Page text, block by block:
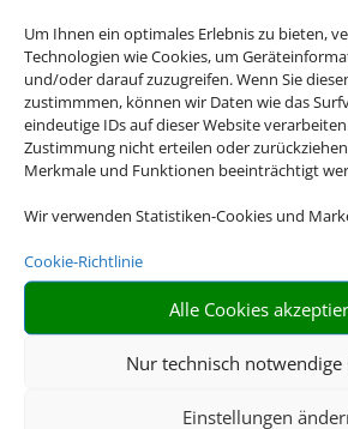
Um Ihnen ein optimales Erlebnis zu bieten,
Technologien wie Cookies, um
und/oder darauf zuzugreifen. Wenn Sie
zustimmmen, können wir Daten wie das
eindeutige IDs auf dieser Website
Zustimmung nicht erteilen oder
Merkmale und Funktionen beeinträchtigt
Wir verwenden Statistiken-Cookies und
Cookie-Richtlinie
Alle Cookies
Nur technisch notwendige
Einstellungen
Hotel und
Empfehlungen für